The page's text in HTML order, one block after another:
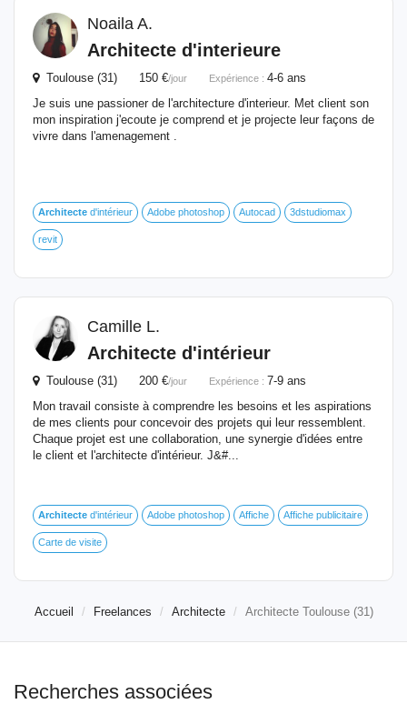
Noaila A.
Architecte d'interieure
Toulouse (31) 150 €/jour Expérience : 4-6 ans
Je suis une passioner de l'architecture d'interieur. Met client son
mon inspiration j'ecoute je comprend et je projecte leur façons de
vivre dans l'amenagement .
Architecte d'intérieur Adobe photoshop Autocad 3dstudiomax
revit
Camille L.
Architecte d'intérieur
Toulouse (31) 200 €/jour Expérience : 7-9 ans
Mon travail consiste à comprendre les besoins et les aspirations
de mes clients pour concevoir des projets qui leur ressemblent.
Chaque projet est une collaboration, une synergie d'idées entre
le client et l'architecte d'intérieur. J&#...
Architecte d'intérieur Adobe photoshop Affiche Affiche publicitaire
Carte de visite
Accueil Freelances Architecte Architecte Toulouse (31)
Recherches associées